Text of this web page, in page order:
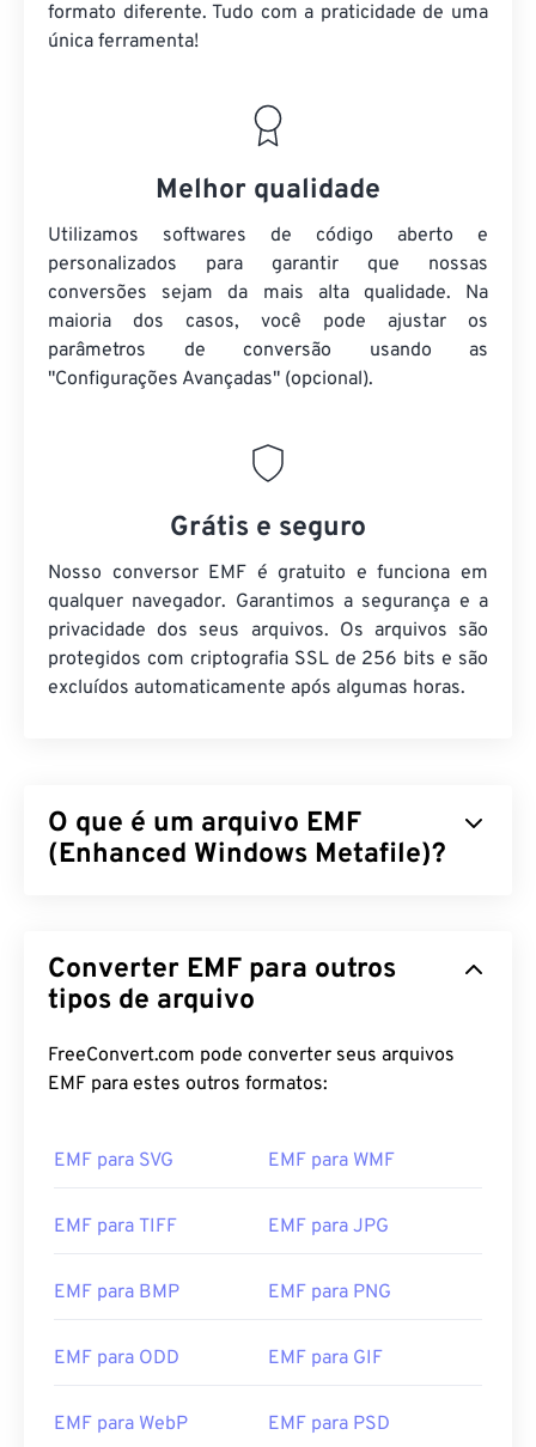
formato diferente. Tudo com a praticidade de uma
única ferramenta!
Melhor qualidade
Utilizamos softwares de código aberto e
personalizados para garantir que nossas
conversões sejam da mais alta qualidade. Na
maioria dos casos, você pode ajustar os
parâmetros de conversão usando as
"Configurações Avançadas" (opcional).
Grátis e seguro
Nosso conversor EMF é gratuito e funciona em
qualquer navegador. Garantimos a segurança e a
privacidade dos seus arquivos. Os arquivos são
protegidos com criptografia SSL de 256 bits e são
excluídos automaticamente após algumas horas.
O que é um arquivo EMF
(Enhanced Windows Metafile)?
Windows Metafile Format (WMF). Com uma paleta
de cores expandida, habilitada por 32 bits por pixel
melhoria em relação ao formato de arquivo de 16
bits do WMF.
que funciona em todas as plataformas. No
Suite . No macOS, experimenteo WMF Converter
para abrir EMF, disponível tanto para Windows
Visualizadores alternativos para experimentar
Converter EMF para outros
tipos de arquivo
FreeConvert.com pode converter seus arquivos
EMF para estes outros formatos:
EMF para SVG EMF para WMF
EMF para TIFF EMF para JPG
EMF para BMP EMF para PNG
EMF para ODD EMF para GIF
EMF para WebP EMF para PSD